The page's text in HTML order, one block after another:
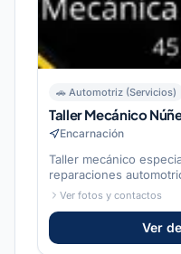
🚗 Automotriz (Servicios)
Taller Mecánico
Encarnación
Taller mecánico
reparaciones
Ver fotos y contactos
Ver